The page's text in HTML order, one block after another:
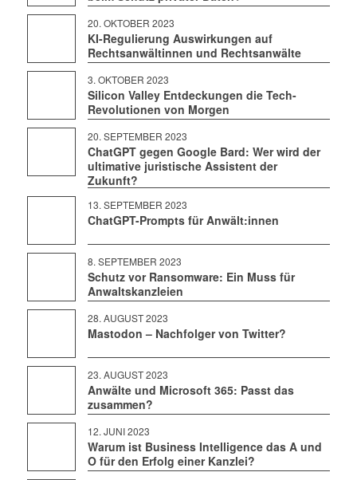
20. OKTOBER 2023
KI-Regulierung Auswirkungen auf
Rechtsanwältinnen und Rechtsanwälte
3. OKTOBER 2023
Silicon Valley Entdeckungen die Tech-
Revolutionen von Morgen
20. SEPTEMBER 2023
ChatGPT gegen Google Bard: Wer wird der
ultimative juristische Assistent der
Zukunft?
13. SEPTEMBER 2023
ChatGPT-Prompts für Anwält:innen
8. SEPTEMBER 2023
Schutz vor Ransomware: Ein Muss für
Anwaltskanzleien
28. AUGUST 2023
Mastodon – Nachfolger von Twitter?
23. AUGUST 2023
Anwälte und Microsoft 365: Passt das
zusammen?
12. JUNI 2023
Warum ist Business Intelligence das A und
O für den Erfolg einer Kanzlei?